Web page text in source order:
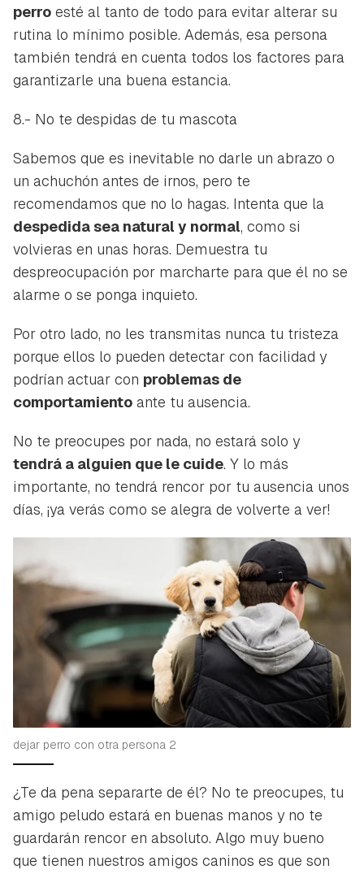
perro esté al tanto de todo para evitar alterar su
rutina lo mínimo posible. Además, esa persona
también tendrá en cuenta todos los factores para
garantizarle una buena estancia.
8.- No te despidas de tu mascota
Sabemos que es inevitable no darle un abrazo o
un achuchón antes de irnos, pero te
recomendamos que no lo hagas. Intenta que la
despedida sea natural y normal, como si
volvieras en unas horas. Demuestra tu
despreocupación por marcharte para que él no se
alarme o se ponga inquieto.
Por otro lado, no les transmitas nunca tu tristeza
porque ellos lo pueden detectar con facilidad y
podrían actuar con problemas de
comportamiento ante tu ausencia.
No te preocupes por nada, no estará solo y
tendrá a alguien que le cuide. Y lo más
importante, no tendrá rencor por tu ausencia unos
días, ¡ya verás como se alegra de volverte a ver!
dejar perro con otra persona 2
¿Te da pena separarte de él? No te preocupes, tu
amigo peludo estará en buenas manos y no te
guardarán rencor en absoluto. Algo muy bueno
que tienen nuestros amigos caninos es que son